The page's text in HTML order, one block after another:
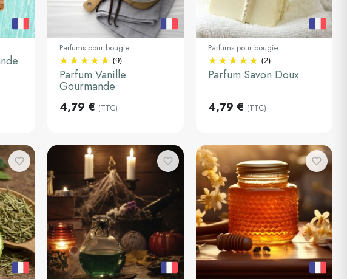
30ml
Ajouter au
Parfums pour bougie
(9)
Parfum Vanille
Gourmande
4,79 € (TTC)
30ml
Parfums pour bougie
(2)
Parfum Savon Doux
4,79 € (TTC)